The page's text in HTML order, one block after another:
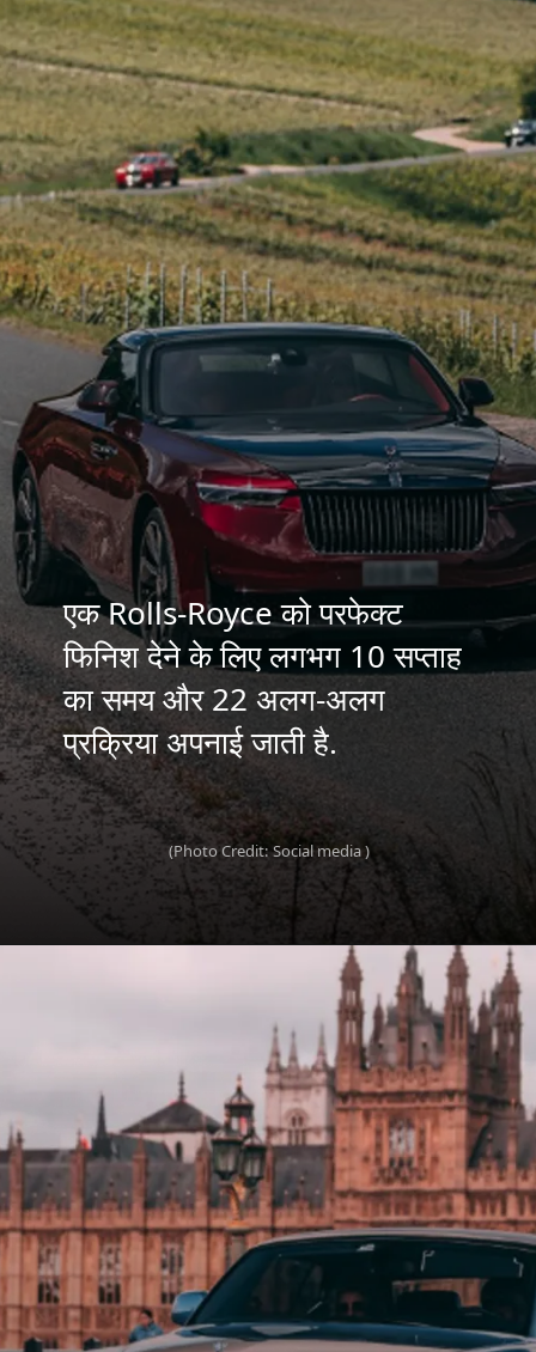
एक Rolls-Royce को परफेक्ट
फिनिश देने के लिए लगभग 10 सप्ताह
का समय और 22 अलग-अलग
प्रक्रिया अपनाई जाती है.
(Photo Credit: Social media )